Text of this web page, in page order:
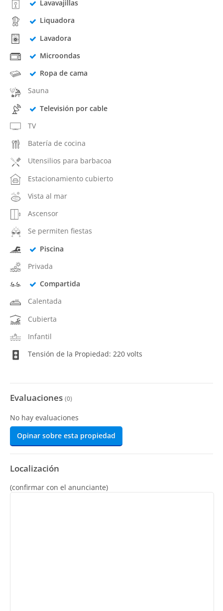
Lavavajillas
Liquadora
Lavadora
Microondas
Ropa de cama
Sauna
Televisión por cable
TV
Batería de cocina
Utensilios para barbacoa
Estacionamiento cubierto
Vista al mar
Ascensor
Se permiten fiestas
Piscina
Privada
Compartida
Calentada
Cubierta
Infantil
Tensión de la Propiedad: 220 volts
Evaluaciones (0)
No hay evaluaciones
Opinar sobre esta propiedad
Localización
(confirmar con el anunciante)